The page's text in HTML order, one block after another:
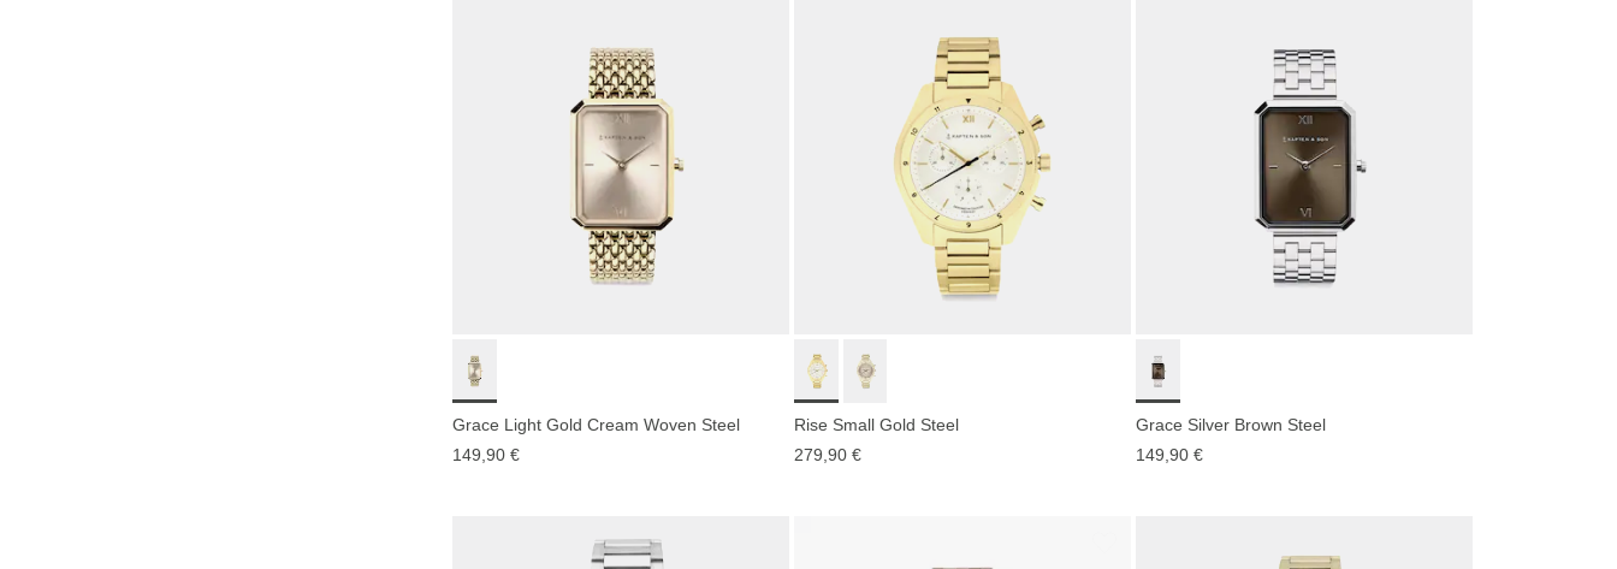
Grace Light Gold Cream Woven Steel
149,90 €
Rise Small Gold Steel
279,90 €
Grace Silver Brown Steel
149,90 €